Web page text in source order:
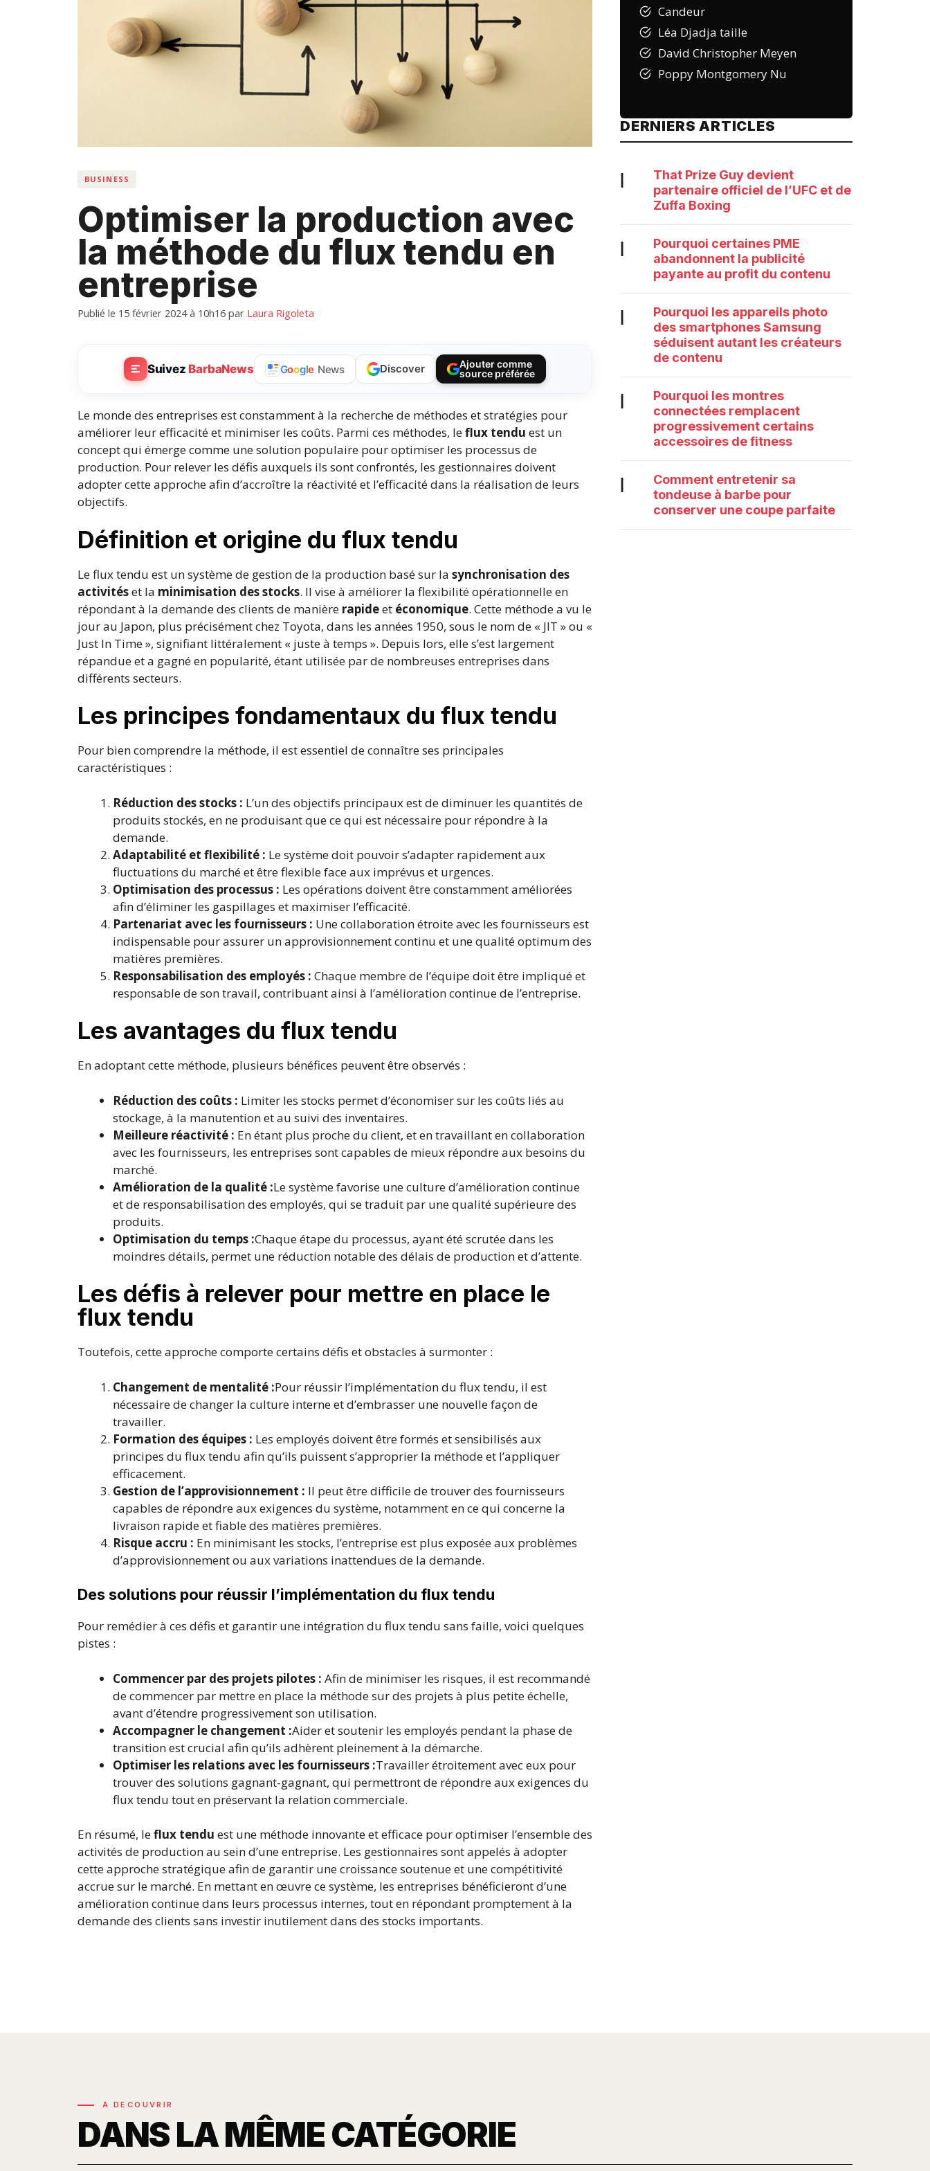
BUSINESS
Optimiser la production avec
la méthode du flux tendu en
entreprise
Publié le 15 février 2024 à 10h16 par Laura Rigoleta
Suivez BarbaNews Google News Discover
Ajouter comme
source préférée
Le monde des entreprises est constamment à la recherche de méthodes et stratégies pour
améliorer leur efficacité et minimiser les coûts. Parmi ces méthodes, leflux tendu est un
concept qui émerge comme une solution populaire pour optimiser les processus de
production. Pour relever les défis auxquels ils sont confrontés, les gestionnaires doivent
adopter cette approche afin d’accroître la réactivité et l’efficacité dans la réalisation de leurs
objectifs.
Définition et origine du flux tendu
Le flux tendu est un système de gestion de la production basé sur la synchronisation des
activitéset la minimisation des stocks. Il vise à améliorer la flexibilité opérationnelle en
répondant à la demande des clients de manière rapideet économique. Cette méthode a vu le
jour au Japon, plus précisément chez Toyota, dans les années 1950, sous le nom de « JIT » ou «
Just In Time », signifiant littéralement « juste à temps ». Depuis lors, elle s’est largement
répandue et a gagné en popularité, étant utilisée par de nombreuses entreprises dans
différents secteurs.
Les principes fondamentaux du flux tendu
Pour bien comprendre la méthode, il est essentiel de connaître ses principales
caractéristiques :
Réduction des stocks : L’un des objectifs principaux est de diminuer les quantités de
produits stockés, en ne produisant que ce qui est nécessaire pour répondre à la
demande.
Adaptabilité et flexibilité : Le système doit pouvoir s’adapter rapidement aux
fluctuations du marché et être flexible face aux imprévus et urgences.
Optimisation des processus : Les opérations doivent être constamment améliorées
afin d’éliminer les gaspillages et maximiser l’efficacité.
Partenariat avec les fournisseurs : Une collaboration étroite avec les fournisseurs est
indispensable pour assurer un approvisionnement continu et une qualité optimum des
matières premières.
Responsabilisation des employés : Chaque membre de l’équipe doit être impliqué et
responsable de son travail, contribuant ainsi à l’amélioration continue de l’entreprise.
Les avantages du flux tendu
En adoptant cette méthode, plusieurs bénéfices peuvent être observés :
Réduction des coûts : Limiter les stocks permet d’économiser sur les coûts liés au
stockage, à la manutention et au suivi des inventaires.
Meilleure réactivité : En étant plus proche du client, et en travaillant en collaboration
avec les fournisseurs, les entreprises sont capables de mieux répondre aux besoins du
marché.
Amélioration de la qualité :Le système favorise une culture d’amélioration continue
et de responsabilisation des employés, qui se traduit par une qualité supérieure des
produits.
Optimisation du temps :Chaque étape du processus, ayant été scrutée dans les
moindres détails, permet une réduction notable des délais de production et d’attente.
Les défis à relever pour mettre en place le
flux tendu
Toutefois, cette approche comporte certains défis et obstacles à surmonter :
Changement de mentalité :Pour réussir l’implémentation du flux tendu, il est
nécessaire de changer la culture interne et d’embrasser une nouvelle façon de
travailler.
Formation des équipes : Les employés doivent être formés et sensibilisés aux
principes du flux tendu afin qu’ils puissent s’approprier la méthode et l’appliquer
efficacement.
Gestion de l’approvisionnement : Il peut être difficile de trouver des fournisseurs
capables de répondre aux exigences du système, notamment en ce qui concerne la
livraison rapide et fiable des matières premières.
Risque accru : En minimisant les stocks, l’entreprise est plus exposée aux problèmes
d’approvisionnement ou aux variations inattendues de la demande.
Des solutions pour réussir l’implémentation du flux tendu
Pour remédier à ces défis et garantir une intégration du flux tendu sans faille, voici quelques
pistes :
Commencer par des projets pilotes : Afin de minimiser les risques, il est recommandé
de commencer par mettre en place la méthode sur des projets à plus petite échelle,
avant d’étendre progressivement son utilisation.
Accompagner le changement :Aider et soutenir les employés pendant la phase de
transition est crucial afin qu’ils adhèrent pleinement à la démarche.
Optimiser les relations avec les fournisseurs :Travailler étroitement avec eux pour
trouver des solutions gagnant-gagnant, qui permettront de répondre aux exigences du
flux tendu tout en préservant la relation commerciale.
En résumé, leflux tendu est une méthode innovante et efficace pour optimiser l’ensemble des
activités de production au sein d’une entreprise. Les gestionnaires sont appelés à adopter
cette approche stratégique afin de garantir une croissance soutenue et une compétitivité
accrue sur le marché. En mettant en œuvre ce système, les entreprises bénéficieront d’une
amélioration continue dans leurs processus internes, tout en répondant promptement à la
demande des clients sans investir inutilement dans des stocks importants.
Candeur
Léa Djadja taille
David Christopher Meyen
Poppy Montgomery Nu
DERNIERS ARTICLES
|
That Prize Guy devient
partenaire officiel de l’UFC et de
Zuffa Boxing
|
Pourquoi certaines PME
abandonnent la publicité
payante au profit du contenu
|
Pourquoi les appareils photo
des smartphones Samsung
séduisent autant les créateurs
de contenu
|
Pourquoi les montres
connectées remplacent
progressivement certains
accessoires de fitness
|
Comment entretenir sa
tondeuse à barbe pour
conserver une coupe parfaite
A DECOUVRIR
DANS LA MÊME CATÉGORIE